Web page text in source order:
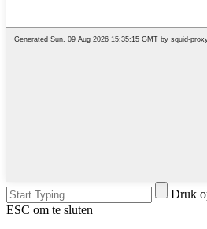
Druk
ESC om te sluten